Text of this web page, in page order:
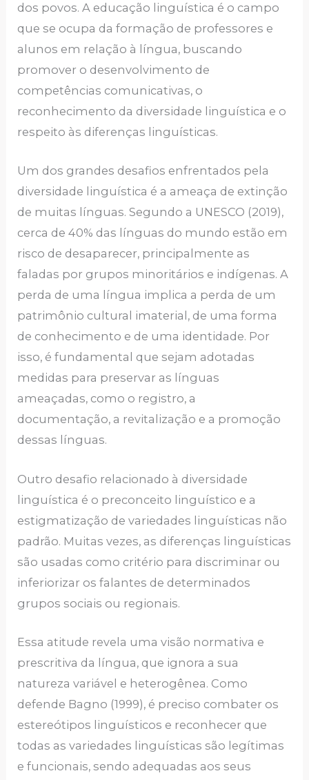
dos povos. A educação linguística é o campo
que se ocupa da formação de professores e
alunos em relação à língua, buscando
promover o desenvolvimento de
competências comunicativas, o
reconhecimento da diversidade linguística e o
respeito às diferenças linguísticas.
Um dos grandes desafios enfrentados pela
diversidade linguística é a ameaça de extinção
de muitas línguas. Segundo a UNESCO (2019),
cerca de 40% das línguas do mundo estão em
risco de desaparecer, principalmente as
faladas por grupos minoritários e indígenas. A
perda de uma língua implica a perda de um
patrimônio cultural imaterial, de uma forma
de conhecimento e de uma identidade. Por
isso, é fundamental que sejam adotadas
medidas para preservar as línguas
ameaçadas, como o registro, a
documentação, a revitalização e a promoção
dessas línguas.
Outro desafio relacionado à diversidade
linguística é o preconceito linguístico e a
estigmatização de variedades linguísticas não
padrão. Muitas vezes, as diferenças linguísticas
são usadas como critério para discriminar ou
inferiorizar os falantes de determinados
grupos sociais ou regionais.
Essa atitude revela uma visão normativa e
prescritiva da língua, que ignora a sua
natureza variável e heterogênea. Como
defende Bagno (1999), é preciso combater os
estereótipos linguísticos e reconhecer que
todas as variedades linguísticas são legítimas
e funcionais, sendo adequadas aos seus